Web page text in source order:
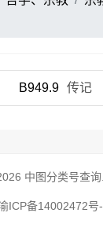
B949.9 传记
中图分类号查询
ICP备14002472号